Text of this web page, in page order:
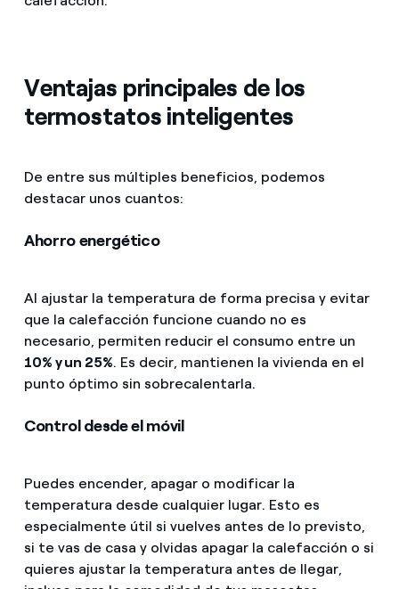
Ventajas principales de los
termostatos inteligentes
De entre sus múltiples beneficios, podemos
destacar unos cuantos:
Ahorro energético
Al ajustar la temperatura de forma precisa y evitar
que la calefacción funcione cuando no es
necesario, permiten reducir el consumo entre un
10% y un 25%. Es decir, mantienen la vivienda en el
punto óptimo sin sobrecalentarla.
Control desde el móvil
Puedes encender, apagar o modificar la
temperatura desde cualquier lugar. Esto es
especialmente útil si vuelves antes de lo previsto,
si te vas de casa y olvidas apagar la calefacción o si
quieres ajustar la temperatura antes de llegar,